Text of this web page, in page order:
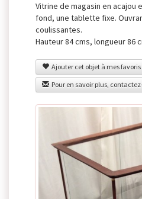
Vitrine de magasin en acajou
fond, une tablette fixe.
coulissantes.
Hauteur 84 cms, longueur 86
Ajouter cet objet à mes favoris
Pour en savoir plus,